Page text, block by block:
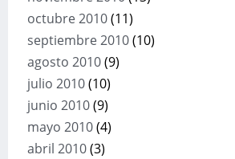
octubre 2010(11)
septiembre 2010(10)
agosto 2010(9)
julio 2010(10)
junio 2010(9)
mayo 2010(4)
abril 2010(3)